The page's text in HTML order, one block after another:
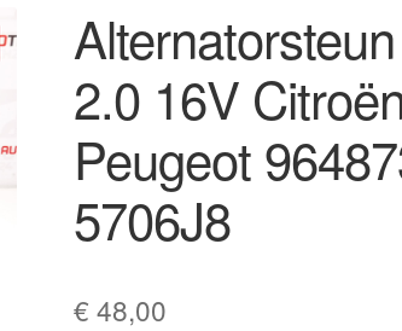
2.0 16V
Peugeot
5706J8
€ 48,00